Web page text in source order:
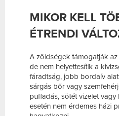
MIKOR KELL
ÉTRENDI
A zöldségek támogatják
de nem helyettesítik a
fáradtság, jobb bordaív
sárgás bőr vagy
puffadás, sötét vizelet
esetén nem érdemes házi